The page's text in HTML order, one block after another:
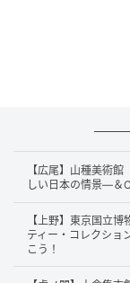
り作品と近づ
のなかの文字
や吉祥文字には
ようです。
経文で描か
【広尾】山種美術
しい日本の情景―＆
【上野】東京国立
ティー・コレクシ
こう！